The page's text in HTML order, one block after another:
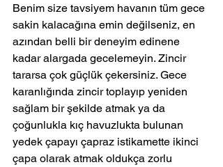
Benim size tavsiyem havanın tüm gece
sakin kalacağına emin değilseniz, en
azından belli bir deneyim edinene
kadar alargada gecelemeyin. Zincir
tararsa çok güçlük çekersiniz. Gece
karanlığında zincir toplayıp yeniden
sağlam bir şekilde atmak ya da
çoğunlukla kıç havuzlukta bulunan
yedek çapayı çapraz istikamette ikinci
çapa olarak atmak oldukça zorlu